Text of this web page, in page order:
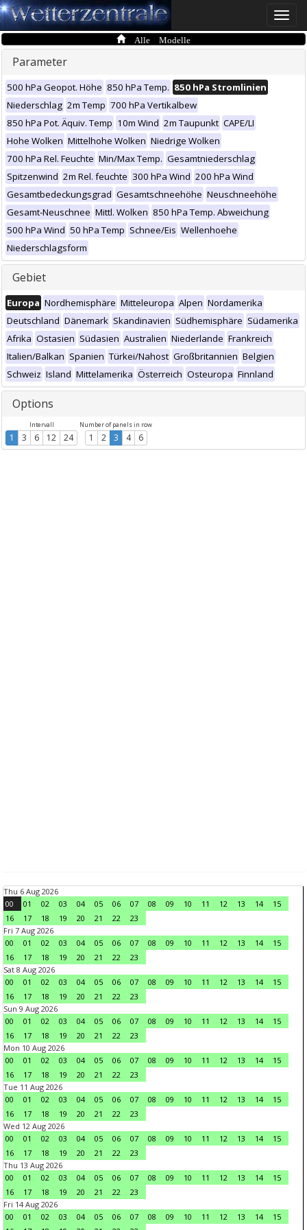
Toggle
Alle Modelle
Parameter
500 hPa Geopot. Höhe 850 hPa Temp. 850 hPa Stromlinien
Niederschlag 2m Temp 700 hPa Vertikalbew
850 hPa Pot. Äquiv. Temp 10m Wind 2m Taupunkt CAPE/LI
Hohe Wolken Mittelhohe Wolken Niedrige Wolken
700 hPa Rel. Feuchte Min/Max Temp. Gesamtniederschlag
Spitzenwind 2m Rel. feuchte 300 hPa Wind 200 hPa Wind
Gesamtbedeckungsgrad Gesamtschneehöhe Neuschneehöhe
Gesamt-Neuschnee Mittl. Wolken 850 hPa Temp. Abweichung
500 hPa Wind 50 hPa Temp Schnee/Eis Wellenhoehe
Niederschlagsform
Gebiet
Europa Nordhemisphäre Mitteleuropa Alpen Nordamerika
Deutschland Dänemark Skandinavien Südhemisphäre Südamerika
Afrika Ostasien Südasien Australien Niederlande Frankreich
Italien/Balkan Spanien Türkei/Nahost Großbritannien Belgien
Schweiz Island Mittelamerika Österreich Osteuropa Finnland
Options
Intervall
1 3 6 12 24
Number of panels in row
1 2 3 4 6
Thu 6 Aug 2026
00
01 02 03 04 05 06 07 08 09 10 11 12 13 14
15
16
17 18 19 20 21 22
23
Fri 7 Aug 2026
00
01 02 03 04 05 06 07 08 09 10 11 12 13 14
15
16
17 18 19 20 21 22
23
Sat 8 Aug 2026
00
01 02 03 04 05 06 07 08 09 10 11 12 13 14
15
16
17 18 19 20 21 22
23
Sun 9 Aug 2026
00
01 02 03 04 05 06 07 08 09 10 11 12 13 14
15
16
17 18 19 20 21 22
23
Mon 10 Aug 2026
00
01 02 03 04 05 06 07 08 09 10 11 12 13 14
15
16
17 18 19 20 21 22
23
Tue 11 Aug 2026
00
01 02 03 04 05 06 07 08 09 10 11 12 13 14
15
16
17 18 19 20 21 22
23
Wed 12 Aug 2026
00
01 02 03 04 05 06 07 08 09 10 11 12 13 14
15
16
17 18 19 20 21 22
23
Thu 13 Aug 2026
00
01 02 03 04 05 06 07 08 09 10 11 12 13 14
15
16
17 18 19 20 21 22
23
Fri 14 Aug 2026
00
01 02 03 04 05 06 07 08 09 10 11 12 13 14
15